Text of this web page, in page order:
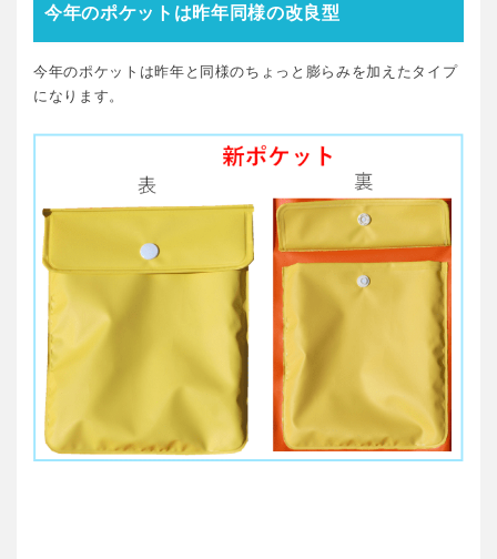
今年のポケットは昨年同様の改良型
今年のポケットは昨年と同様のちょっと膨らみを加えたタイプ
になります。